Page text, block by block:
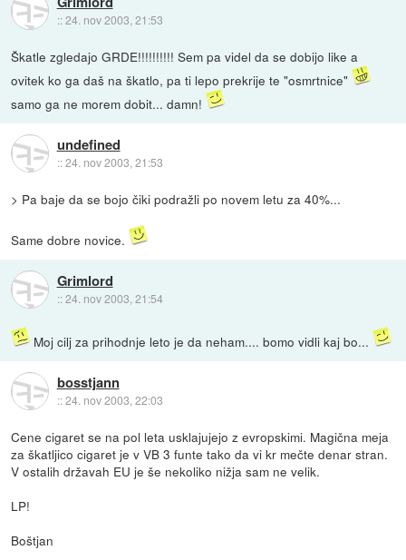
::24. nov 2003, 21:53
Škatle zgledajo GRDE!!!!!!!!!! Sem pa videl da se dobijo like a
ovitek ko ga daš na škatlo, pa ti lepo prekrije te "osmrtnice"
samo ga ne morem dobit... damn!
undefined
::24. nov 2003, 21:53
> Pa baje da se bojo čiki podražli po novem letu za 40%...
Same dobre novice.
Grimlord
::24. nov 2003, 21:54
Moj cilj za prihodnje leto je da neham.... bomo vidli kaj bo...
bosstjann
::24. nov 2003, 22:03
Cene cigaret se na pol leta usklajujejo z evropskimi. Magična meja
za škatljico cigaret je v VB 3 funte tako da vi kr mečte denar stran.
V ostalih državah EU je še nekoliko nižja sam ne velik.
LP!
Boštjan